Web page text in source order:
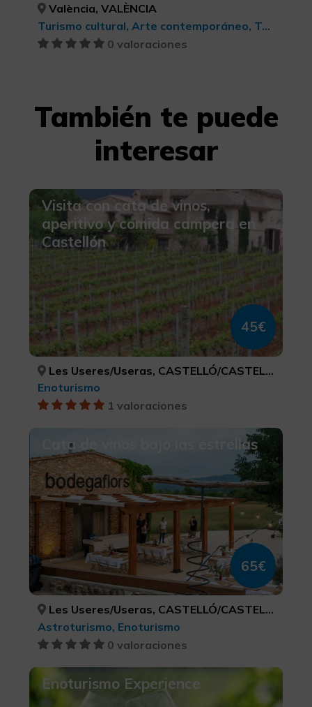
València, VALÈNCIA
Turismo cultural, Arte contemporáneo, Turismo cultural
0 valoraciones
También te puede
interesar
Visita con cata de vinos,
aperitivo y comida campera en
Castellón
45€
Les Useres/Useras, CASTELLÓ/CASTELLÓN
Enoturismo
1 valoraciones
Cata de vinos bajo las estrellas
65€
Les Useres/Useras, CASTELLÓ/CASTELLÓN
Astroturismo, Enoturismo
0 valoraciones
Enoturismo Experience